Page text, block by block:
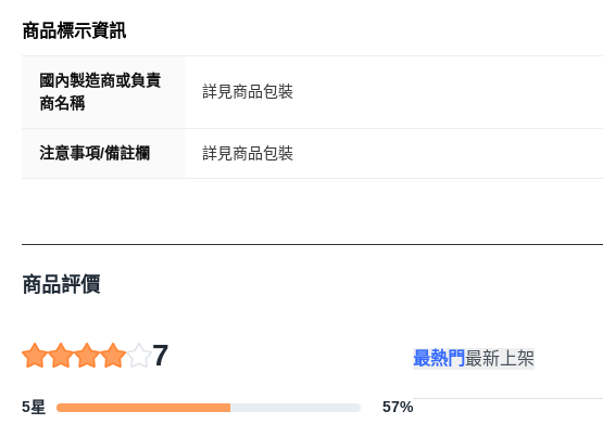
商品標示資訊
國內製造商或負責
商名稱
詳見商品包裝
注意事項/備註欄 詳見商品包裝
商品評價
7
5星 57%
最熱門最新上架